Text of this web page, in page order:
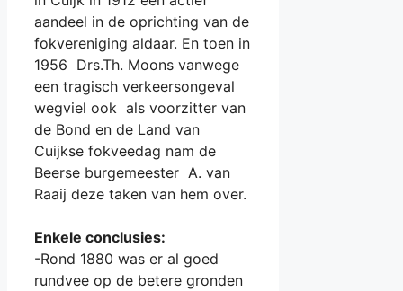
aandeel in de oprichting van de
fokvereniging aldaar. En toen in
1956 Drs.Th. Moons vanwege
een tragisch verkeersongeval
wegviel ook als voorzitter van
de Bond en de Land van
Cuijkse fokveedag nam de
Beerse burgemeester A. van
Raaij deze taken van hem over.
Enkele conclusies:
-Rond 1880 was er al goed
rundvee op de betere gronden